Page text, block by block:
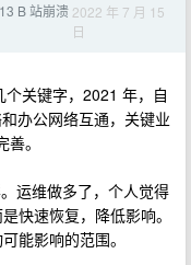
B 站崩溃 2022 年 7 月 15
日
关键字，2021 年，自
办公网络互通，关键业
。
运维做多了，个人觉得
快速恢复，降低影响。
能影响的范围。